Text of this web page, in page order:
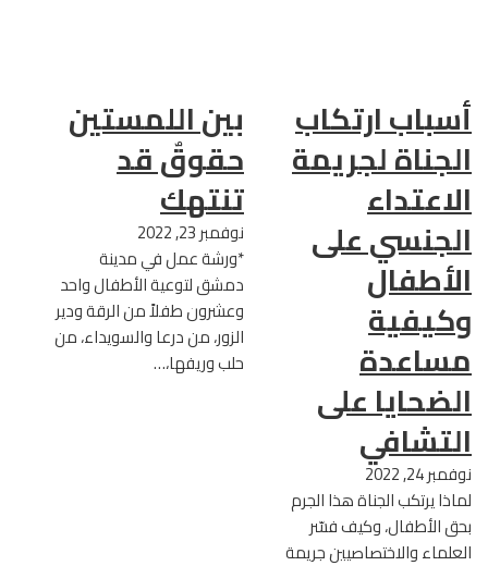
أسباب ارتكاب
الجناة لجريمة
الاعتداء
الجنسي على
الأطفال
وكيفية
مساعدة
الضحايا على
التشافي
نوفمبر 24, 2022
لماذا يرتكب الجناة هذا الجرم
بحق الأطفال، وكيف فسّر
العلماء والاختصاصيين جريمة
بين اللمستين
حقوقٌ قد
تنتهك
نوفمبر 23, 2022
*ورشة عمل في مدينة
دمشق لتوعية الأطفال واحد
وعشرون طفلاً من الرقة ودير
الزور، من درعا والسويداء، من
حلب وريفها،…